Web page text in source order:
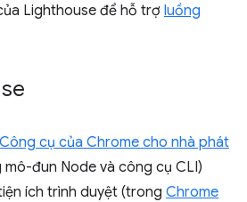
Lighthouse để hỗ trợ luồng
Công cụ của Chrome cho nhà phát
đun Node và công cụ CLI)
ích trình duyệt (trong Chrome